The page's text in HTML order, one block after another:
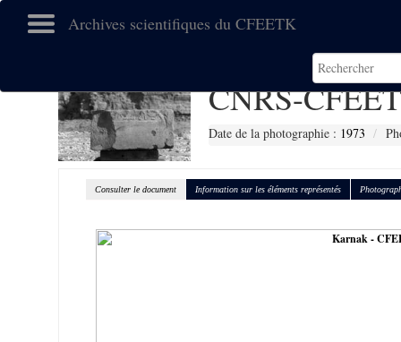
Archives scientifiques du CFEETK
CNRS-
Date de la photographie : 1973
Consulter le document Information sur les éléments représentés